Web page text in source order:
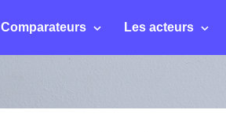
Comparateurs Les acteurs